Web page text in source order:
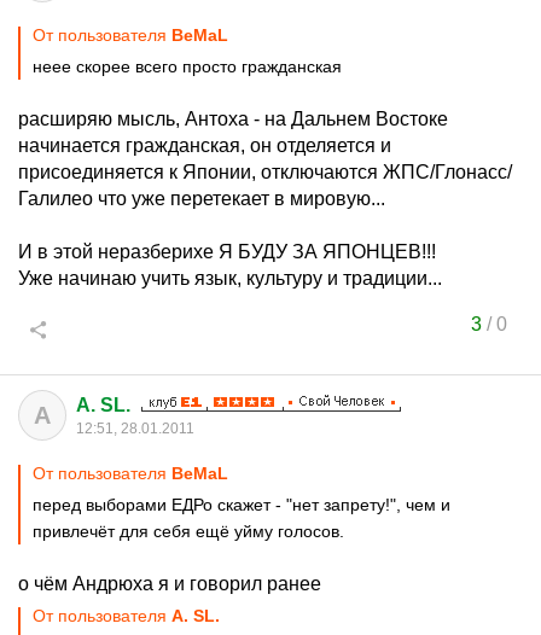
От пользователя BeMaL
неее скорее всего просто гражданская
расширяю мысль, Антоха - на Дальнем Востоке
начинается гражданская, он отделяется и
присоединяется к Японии, отключаются ЖПС/Глонасс/
Галилео что уже перетекает в мировую...
И в этой неразберихе Я БУДУ ЗА ЯПОНЦЕВ!!!
Уже начинаю учить язык, культуру и традиции...
3/0
A A. SL.
12:51, 28.01.2011
От пользователя BeMaL
перед выборами ЕДРо скажет - "нет запрету!", чем и
привлечёт для себя ещё уйму голосов.
о чём Андрюха я и говорил ранее
От пользователя A. SL.